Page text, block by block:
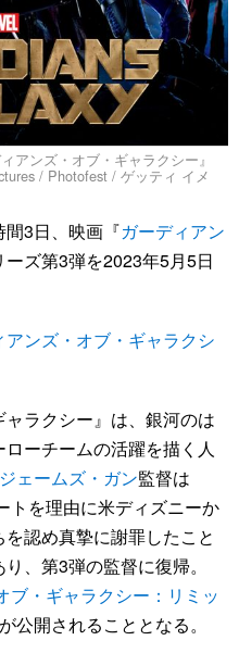
アンズ・オブ・ギャラクシー』
/ Photofest / ゲッティ イメ
3日、映画『ガーディアン
ーズ第3弾を2023年5月5日
アンズ・オブ・ギャラクシ
ラクシー』は、銀河のは
ーチームの活躍を描く人
ジェームズ・ガン監督は
トを理由に米ディズニーか
認め真摯に謝罪したこと
、第3弾の監督に復帰。
ブ・ギャラクシー：リミッ
公開されることとなる。